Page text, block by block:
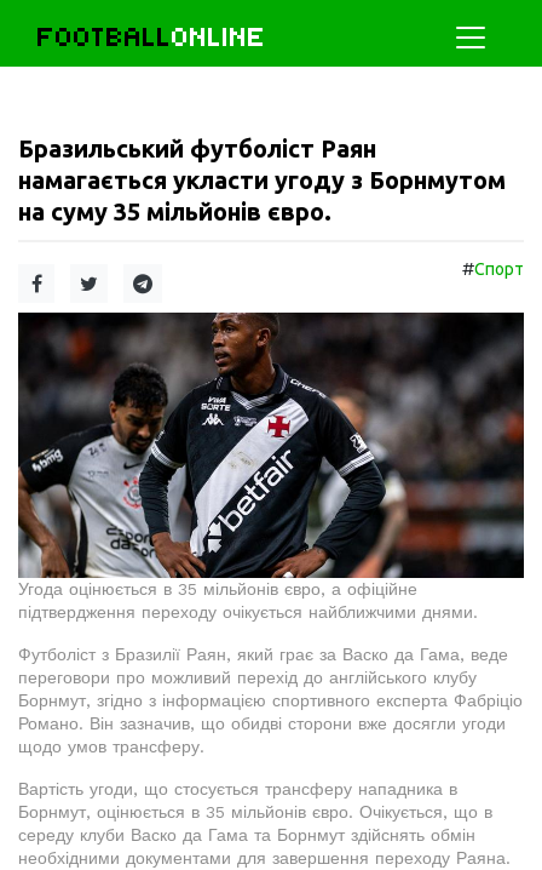
FOOTBALLONLINE
Бразильський футболіст Раян
намагається укласти угоду з Борнмутом
на суму 35 мільйонів євро.
#Спорт
Угода оцінюється в 35 мільйонів євро, а офіційне
підтвердження переходу очікується найближчими днями.
Футболіст з Бразилії Раян, який грає за Васко да Гама, веде
переговори про можливий перехід до англійського клубу
Борнмут, згідно з інформацією спортивного експерта Фабріціо
Романо. Він зазначив, що обидві сторони вже досягли угоди
щодо умов трансферу.
Вартість угоди, що стосується трансферу нападника в
Борнмут, оцінюється в 35 мільйонів євро. Очікується, що в
середу клуби Васко да Гама та Борнмут здійснять обмін
необхідними документами для завершення переходу Раяна.